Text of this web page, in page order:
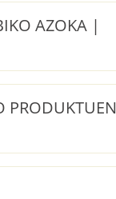
AZOKA |
PRODUKTUEN